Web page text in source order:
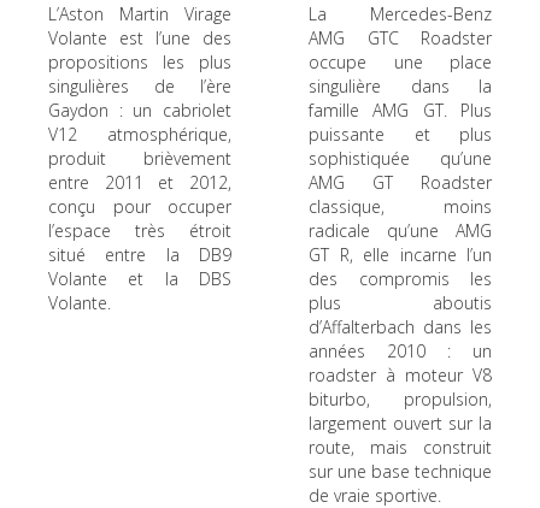
L’Aston Martin Virage
Volante est l’une des
propositions les plus
singulières de l’ère
Gaydon : un cabriolet
V12 atmosphérique,
produit brièvement
entre 2011 et 2012,
conçu pour occuper
l’espace très étroit
situé entre la DB9
Volante et la DBS
Volante.
La Mercedes-Benz
AMG GTC Roadster
occupe une place
singulière dans la
famille AMG GT. Plus
puissante et plus
sophistiquée qu’une
AMG GT Roadster
classique, moins
radicale qu’une AMG
GT R, elle incarne l’un
des compromis les
plus aboutis
d’Affalterbach dans les
années 2010 : un
roadster à moteur V8
biturbo, propulsion,
largement ouvert sur la
route, mais construit
sur une base technique
de vraie sportive.